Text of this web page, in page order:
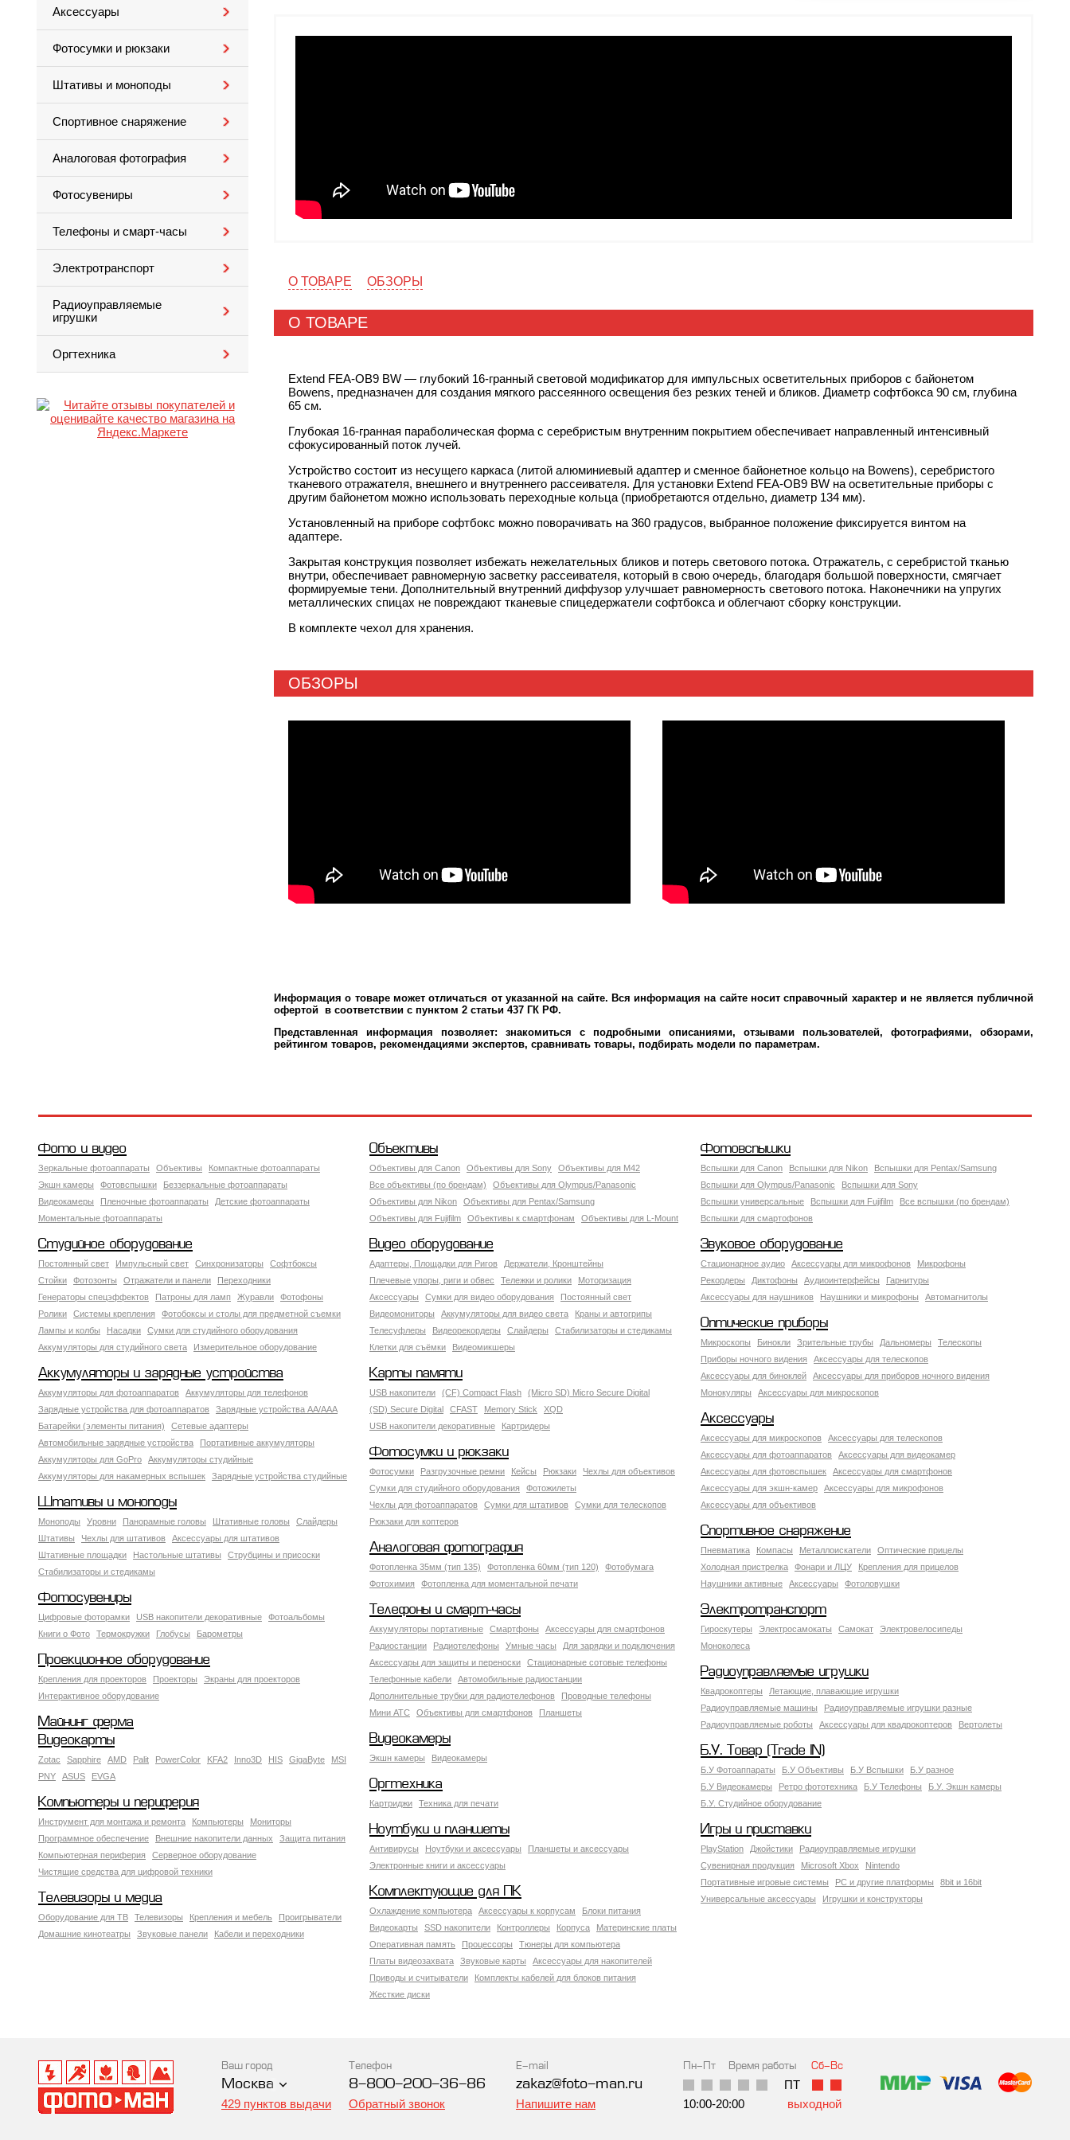
Аксессуары
Фотосумки и рюкзаки
Штативы и моноподы
Спортивное снаряжение
Аналоговая фотография
Фотосувениры
Телефоны и смарт-часы
Электротранспорт
Радиоуправляемые
игрушки
Оргтехника
О ТОВАРЕ ОБЗОРЫ
О ТОВАРЕ
Extend FEA-OB9 BW — глубокий 16-гранный световой модификатор для импульсных осветительных приборов с байонетом
Bowens, предназначен для создания мягкого рассеянного освещения без резких теней и бликов. Диаметр софтбокса 90 см, глубина
65 см.
Глубокая 16-гранная параболическая форма с серебристым внутренним покрытием обеспечивает направленный интенсивный
сфокусированный поток лучей.
Устройство состоит из несущего каркаса (литой алюминиевый адаптер и сменное байонетное кольцо на Bowens), серебристого
тканевого отражателя, внешнего и внутреннего рассеивателя. Для установки Extend FEA-OB9 BW на осветительные приборы с
другим байонетом можно использовать переходные кольца (приобретаются отдельно, диаметр 134 мм).
Установленный на приборе софтбокс можно поворачивать на 360 градусов, выбранное положение фиксируется винтом на
адаптере.
Закрытая конструкция позволяет избежать нежелательных бликов и потерь светового потока. Отражатель, с серебристой тканью
внутри, обеспечивает равномерную засветку рассеивателя, который в свою очередь, благодаря большой поверхности, смягчает
формируемые тени. Дополнительный внутренний диффузор улучшает равномерность светового потока. Наконечники на упругих
металлических спицах не повреждают тканевые спицедержатели софтбокса и облегчают сборку конструкции.
В комплекте чехол для хранения.
ОБЗОРЫ
Информация о товаре может отличаться от указанной на сайте. Вся информация на сайте носит справочный характер и не является публичной
офертой в соответствии с пунктом 2 статьи 437 ГК РФ.
Представленная информация позволяет: знакомиться с подробными описаниями, отзывами пользователей, фотографиями, обзорами,
рейтингом товаров, рекомендациями экспертов, сравнивать товары, подбирать модели по параметрам.
Фото и видео
Зеркальные фотоаппараты Объективы
Компактные фотоаппараты
Экшн камеры
Фотовспышки
Беззеркальные фотоаппараты
Видеокамеры
Пленочные фотоаппараты
Детские фотоаппараты
Моментальные фотоаппараты
Объективы
Объективы для Canon Объективы для Sony
Объективы для M42
Все объективы (по брендам)
Объективы для Olympus/Panasonic
Объективы для Nikon
Объективы для Pentax/Samsung
Объективы для Fujifilm
Объективы к смартфонам Объективы для L-Mount
Фотовспышки
Вспышки для Canon Вспышки для Nikon
Вспышки для Pentax/Samsung
Вспышки для Olympus/Panasonic
Вспышки для Sony
Вспышки универсальные
Вспышки для Fujifilm
Все вспышки (по брендам)
Вспышки для смартофонов
Студийное оборудование
Постоянный свет Импульсный свет Синхронизаторы
Софтбоксы
Стойки
Фотозонты Отражатели и панели
Переходники
Генераторы спецэффектов
Патроны для ламп Журавли
Фотофоны
Ролики
Системы крепления
Фотобоксы и столы для предметной съемки
Лампы и колбы
Насадки
Сумки для студийного оборудования
Аккумуляторы для студийного света
Измерительное оборудование
Видео оборудование
Адаптеры, Площадки для Ригов
Держатели, Кронштейны
Плечевые упоры, риги и обвес
Тележки и ролики
Моторизация
Аксессуары
Сумки для видео оборудования
Постоянный свет
Видеомониторы
Аккумуляторы для видео света
Краны и автогрипы
Телесуфлеры
Видеорекордеры Слайдеры
Стабилизаторы и стедикамы
Клетки для съёмки
Видеомикшеры
Звуковое оборудование
Стационарное аудио Аксессуары для микрофонов
Микрофоны
Рекордеры
Диктофоны Аудиоинтерфейсы
Гарнитуры
Аксессуары для наушников
Наушники и микрофоны Автомагнитолы
Оптические приборы
Микроскопы Бинокли Зрительные трубы Дальномеры
Телескопы
Приборы ночного видения
Аксессуары для телескопов
Аксессуары для биноклей
Аксессуары для приборов ночного видения
Монокуляры
Аксессуары для микроскопов
Аккумуляторы и зарядные устройства
Аккумуляторы для фотоаппаратов
Аккумуляторы для телефонов
Зарядные устройства для фотоаппаратов
Зарядные устройства AA/AAA
Батарейки (элементы питания)
Сетевые адаптеры
Автомобильные зарядные устройства
Портативные аккумуляторы
Аккумуляторы для GoPro
Аккумуляторы студийные
Аккумуляторы для накамерных вспышек
Зарядные устройства студийные
Карты памяти
USB накопители (CF) Compact Flash
(Micro SD) Micro Secure Digital
(SD) Secure Digital
CFAST Memory Stick
XQD
USB накопители декоративные
Картридеры Аксессуары
Аксессуары для микроскопов
Аксессуары для телескопов
Аксессуары для фотоаппаратов
Аксессуары для видеокамер
Аксессуары для фотовспышек
Аксессуары для смартфонов
Аксессуары для экшн-камер
Аксессуары для микрофонов
Аксессуары для объективов
Фотосумки и рюкзаки
Фотосумки Разгрузочные ремни Кейсы Рюкзаки
Чехлы для объективов
Сумки для студийного оборудования
Фотожилеты
Чехлы для фотоаппаратов
Сумки для штативов
Сумки для телескопов
Рюкзаки для коптеров
Штативы и моноподы
Моноподы Уровни Панорамные головы Штативные головы
Слайдеры
Штативы
Чехлы для штативов
Аксессуары для штативов
Штативные площадки
Настольные штативы
Струбцины и присоски
Стабилизаторы и стедикамы
Спортивное снаряжение
Пневматика Компасы Металлоискатели
Оптические прицелы
Холодная пристрелка
Фонари и ЛЦУ
Крепления для прицелов
Наушники активные
Аксессуары Фотоловушки
Аналоговая фотография
Фотопленка 35мм (тип 135) Фотопленка 60мм (тип 120)
Фотобумага
Фотохимия
Фотопленка для моментальной печати
Фотосувениры
Цифровые фоторамки USB накопители декоративные
Фотоальбомы
Книги о Фото
Термокружки Глобусы Барометры
Телефоны и смарт-часы
Аккумуляторы портативные Смартфоны
Аксессуары для смартфонов
Радиостанции
Радиотелефоны Умные часы
Для зарядки и подключения
Аксессуары для защиты и переноски
Стационарные сотовые телефоны
Телефонные кабели
Автомобильные радиостанции
Дополнительные трубки для радиотелефонов
Проводные телефоны
Мини АТС
Объективы для смартфонов Планшеты
Электротранспорт
Гироскутеры Электросамокаты Самокат
Электровелосипеды
Моноколеса
Проекционное оборудование
Крепления для проекторов Проекторы
Экраны для проекторов
Интерактивное оборудование
Радиоуправляемые игрушки
Квадрокоптеры
Летающие, плавающие игрушки
Радиоуправляемые машины
Радиоуправляемые игрушки разные
Радиоуправляемые роботы
Аксессуары для квадрокоптеров Вертолеты
Майнинг ферма
Видеокамеры
Экшн камеры Видеокамеры
Видеокарты
Zotac Sapphire AMD Palit PowerColor KFA2 Inno3D HIS GigaByte
MSI
PNY
ASUS EVGA
Б.У. Товар (Trade IN)
Б.У Фотоаппараты Б.У Объективы Б.У Вспышки
Б.У разное
Б.У Видеокамеры
Ретро фототехника Б.У Телефоны
Б.У. Экшн камеры
Б.У. Студийное оборудование
Оргтехника
Картриджи Техника для печати
Компьютеры и периферия
Инструмент для монтажа и ремонта Компьютеры
Мониторы
Программное обеспечение
Внешние накопители данных
Защита питания
Компьютерная периферия
Серверное оборудование
Чистящие средства для цифровой техники
Ноутбуки и планшеты
Антивирусы Ноутбуки и аксессуары
Планшеты и аксессуары
Электронные книги и аксессуары
Игры и приставки
PlayStation Джойстики
Радиоуправляемые игрушки
Сувенирная продукция
Microsoft Xbox
Nintendo
Портативные игровые системы
PC и другие платформы
8bit и 16bit
Универсальные аксессуары
Игрушки и конструкторы
Комплектующие для ПК
Охлаждение компьютера Аксессуары к корпусам
Блоки питания
Видеокарты
SSD накопители Контроллеры Корпуса
Материнские платы
Оперативная память
Процессоры
Тюнеры для компьютера
Платы видеозахвата
Звуковые карты
Аксессуары для накопителей
Приводы и считыватели
Комплекты кабелей для блоков питания
Жесткие диски
Телевизоры и медиа
Оборудование для ТВ Телевизоры Крепления и мебель
Проигрыватели
Домашние кинотеатры
Звуковые панели Кабели и переходники
Ваш город
Москва
429 пунктов выдачи
Телефон
8-800-200-36-86
Обратный звонок
E-mail
zakaz@foto-man.ru
Напишите нам
Пн-Пт Время работы Сб-Вс
10:00-20:00 выходной
ПТ